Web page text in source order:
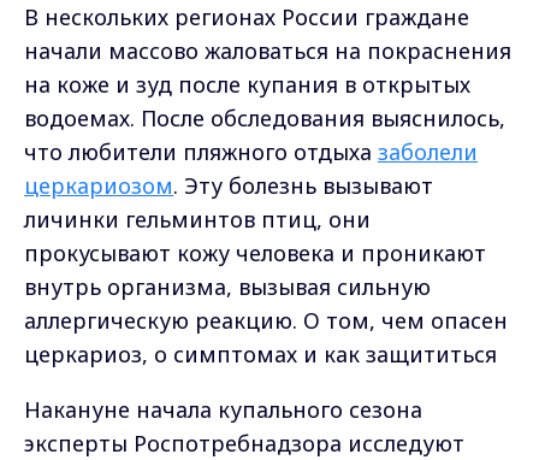
В нескольких регионах России граждане
начали массово жаловаться на покраснения
на коже и зуд после купания в открытых
водоемах. После обследования выяснилось,
что любители пляжного отдыха заболели
церкариозом. Эту болезнь вызывают
личинки гельминтов птиц, они
прокусывают кожу человека и проникают
внутрь организма, вызывая сильную
аллергическую реакцию. О том, чем опасен
церкариоз, о симптомах и как защититься
Накануне начала купального сезона
эксперты Роспотребнадзора исследуют